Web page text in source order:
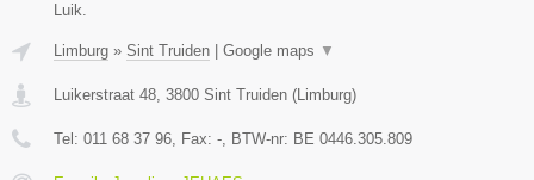
Luik.
Limburg » Sint Truiden Google maps ▼
Luikerstraat 48, 3800 Sint Truiden (Limburg)
Tel: 011 68 37 96, Fax: -, BTW-nr: BE 0446.305.809